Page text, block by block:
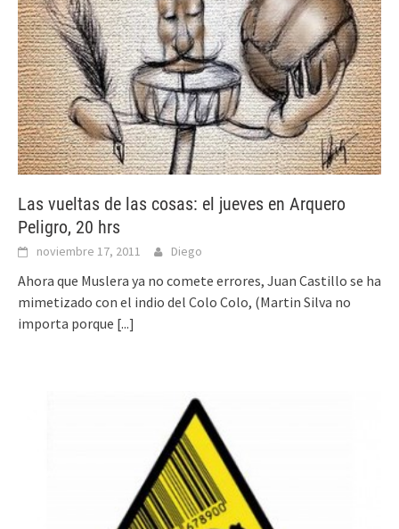
Las vueltas de las cosas: el jueves en Arquero
Peligro, 20 hrs
noviembre 17, 2011 Diego
Ahora que Muslera ya no comete errores, Juan Castillo se ha
mimetizado con el indio del Colo Colo, (Martin Silva no
importa porque [...]